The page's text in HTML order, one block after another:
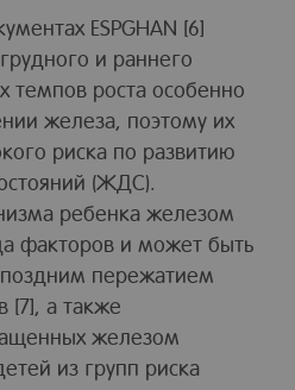
ESPGHAN [6]
и раннего
темпов роста особенно
железа, поэтому их
риска по развитию
(ЖДС).
ребенка железом
факторов и может быть
пережатием
[7], а также
железом
из групп риска